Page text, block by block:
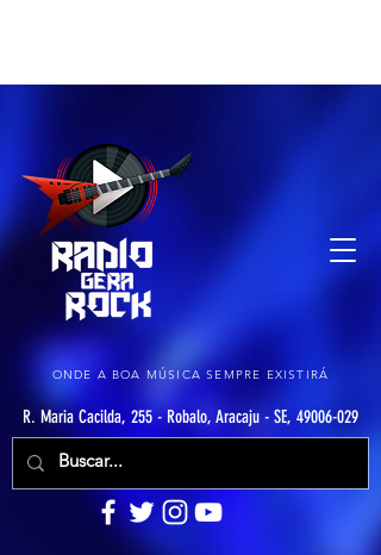
ONDE A BOA MÚSICA SEMPRE EXISTIRÁ
R. Maria Cacilda, 255 - Robalo, Aracaju - SE, 49006-029